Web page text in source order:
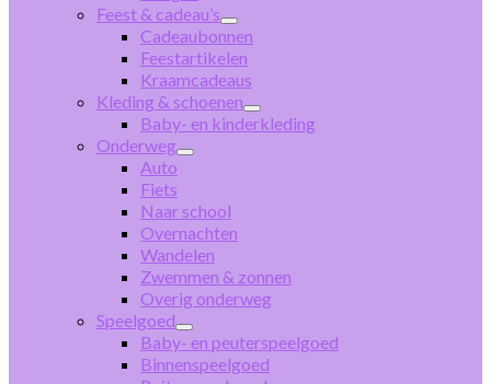
Feest & cadeau’s
Cadeaubonnen
Feestartikelen
Kraamcadeaus
Kleding & schoenen
Baby- en kinderkleding
Onderweg
Auto
Fiets
Naar school
Overnachten
Wandelen
Zwemmen & zonnen
Overig onderweg
Speelgoed
Baby- en peuterspeelgoed
Binnenspeelgoed